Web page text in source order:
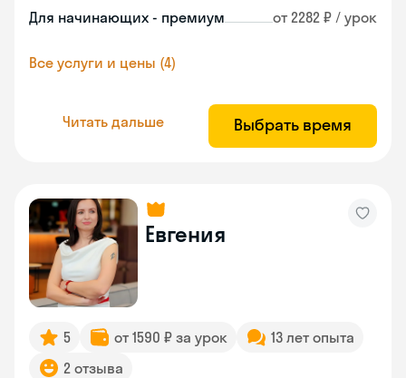
Для начинающих - премиум от 2282 ₽ / урок
Все услуги и цены (4)
Читать дальше Выбрать время
Евгения
5 от 1590 ₽ за урок
13 лет опыта
2 отзыва